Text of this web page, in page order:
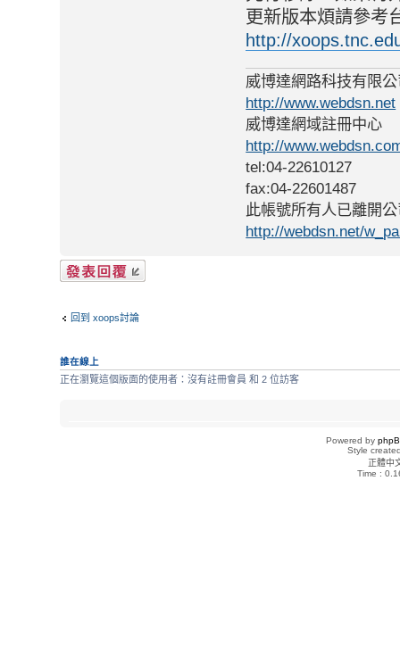
更新版本煩請參考
http://
威博達網路科技有限
http://www.webdsn.net
威博達網域註冊中心
http://
tel:04-22610127
fax:04-22601487
此帳號所有人已離開
http://webdsn.net/
發表回覆
回到 xoops討論
誰在線上
正在瀏覽這個版面的使用者：沒有註冊會員 和 2 位訪客
Powered by
Style
正體中
Time :